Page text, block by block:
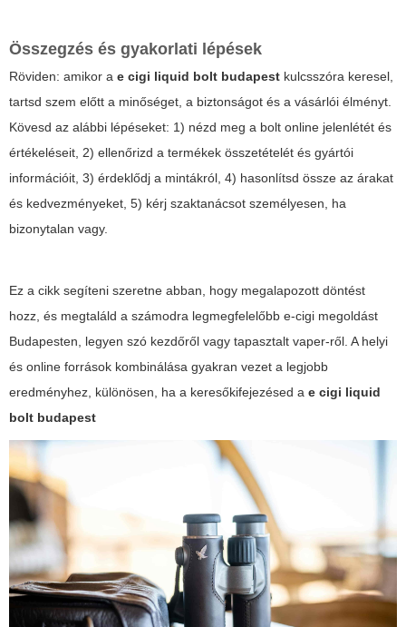
Összegzés és gyakorlati lépések
Röviden: amikor a e cigi liquid bolt budapest kulcsszóra keresel,
tartsd szem előtt a minőséget, a biztonságot és a vásárlói élményt.
Kövesd az alábbi lépéseket: 1) nézd meg a bolt online jelenlétét és
értékeléseit, 2) ellenőrizd a termékek összetételét és gyártói
információit, 3) érdeklődj a mintákról, 4) hasonlítsd össze az árakat
és kedvezményeket, 5) kérj szaktanácsot személyesen, ha
bizonytalan vagy.
Ez a cikk segíteni szeretne abban, hogy megalapozott döntést
hozz, és megtaláld a számodra legmegfelelőbb e-cigi megoldást
Budapesten, legyen szó kezdőről vagy tapasztalt vaper-ről. A helyi
és online források kombinálása gyakran vezet a legjobb
eredményhez, különösen, ha a keresőkifejezésed a e cigi liquid
bolt budapest